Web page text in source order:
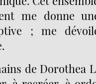
me donne
; me
de Dorothea